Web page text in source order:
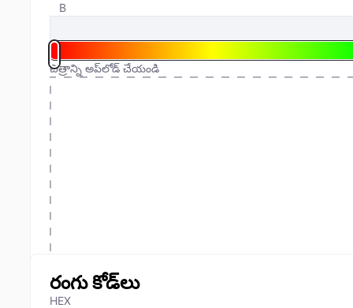
B
చిత్రాన్ని అప్‌లోడ్ చేయండి
రంగు కోడ్‌లు
HEX